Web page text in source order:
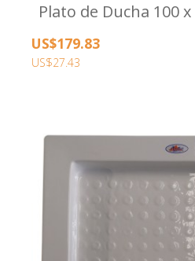
Plato de Ducha 100 x
US$179.83
US$27.43